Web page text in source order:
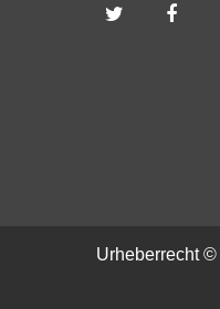
Urheberrecht ©